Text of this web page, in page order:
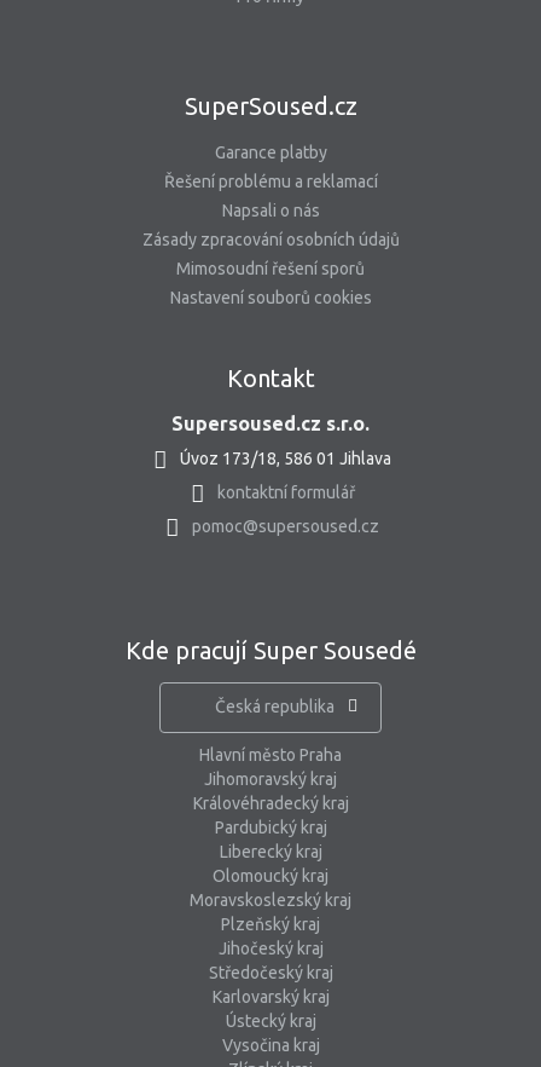
SuperSoused.cz
Garance platby
Řešení problému a reklamací
Napsali o nás
Zásady zpracování osobních údajů
Mimosoudní řešení sporů
Nastavení souborů cookies
Kontakt
Supersoused.cz s.r.o.
Úvoz 173/18, 586 01 Jihlava
kontaktní formulář
pomoc@supersoused.cz
Kde pracují Super Sousedé
Česká republika
Hlavní město Praha
Jihomoravský kraj
Královéhradecký kraj
Pardubický kraj
Liberecký kraj
Olomoucký kraj
Moravskoslezský kraj
Plzeňský kraj
Jihočeský kraj
Středočeský kraj
Karlovarský kraj
Ústecký kraj
Vysočina kraj